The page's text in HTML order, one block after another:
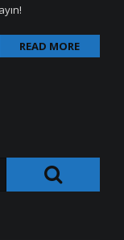
READ MORE